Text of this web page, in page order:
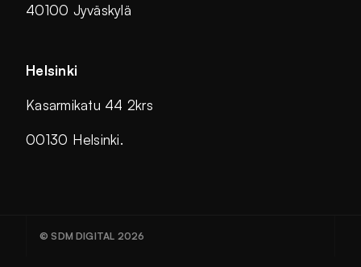
40100 Jyväskylä
Helsinki
Kasarmikatu 44 2krs
00130 Helsinki.
© SDM DIGITAL 2026